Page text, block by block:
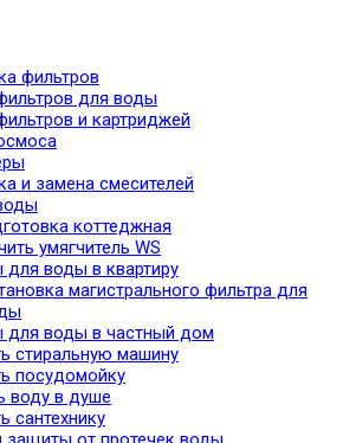
фильтров
для воды
и картриджей
и замена смесителей
коттеджная
умягчитель WS
воды в квартиру
магистрального фильтра для
для воды в частный дом
стиральную машину
посудомойку
воду в душе
сантехнику